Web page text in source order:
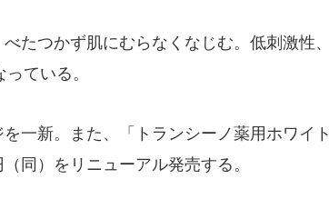
たつかず肌にむらなくなじむ。低刺激性、
ている。
一新。また、「トランシーノ薬用ホワイト
同）をリニューアル発売する。